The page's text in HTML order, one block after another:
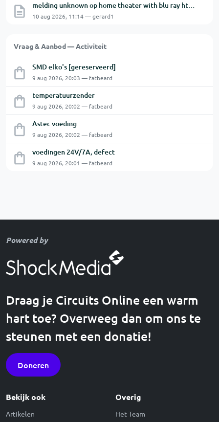
melding unknown op home theater with blu ray hts7200 van philips
10 aug 2026, 11:14 — gerard1
Vraag & Aanbod — Activiteit
SMD elko's [gereserveerd]
9 aug 2026, 20:03 — fatbeard
temperatuurzender
9 aug 2026, 20:02 — fatbeard
Astec voeding
9 aug 2026, 20:02 — fatbeard
voedingen 24V/7A, defect
9 aug 2026, 20:01 — fatbeard
Powered by
Draag je Circuits Online een warm
hart toe? Overweeg dan om ons te
steunen met een donatie!
Doneren
Bekijk ook
Artikelen
Overig
Het Team